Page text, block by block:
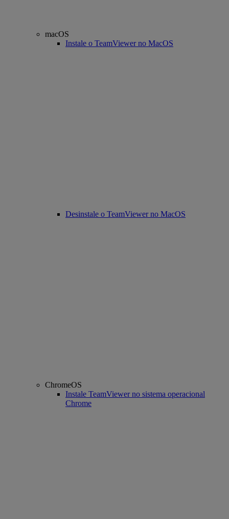
macOS
Instale o TeamViewer no MacOS
Desinstale o TeamViewer no MacOS
ChromeOS
Instale TeamViewer no sistema operacional
Chrome